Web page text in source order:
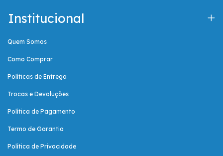
Institucional
Quem Somos
Como Comprar
Políticas de Entrega
Trocas e Devoluções
Política de Pagamento
Termo de Garantia
Política de Privacidade